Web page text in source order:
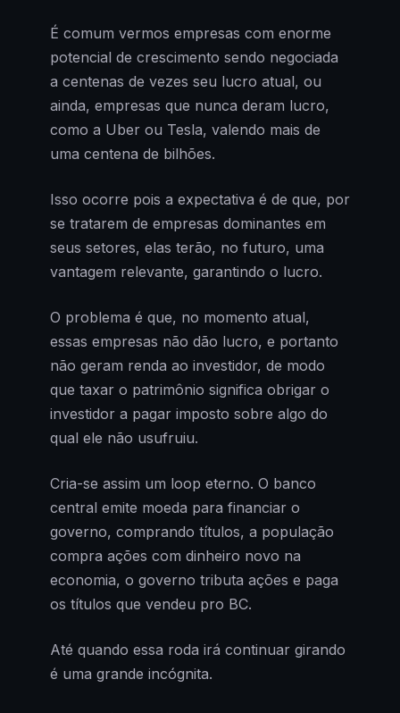
É comum vermos empresas com enorme
potencial de crescimento sendo negociada
a centenas de vezes seu lucro atual, ou
ainda, empresas que nunca deram lucro,
como a Uber ou Tesla, valendo mais de
uma centena de bilhões.
Isso ocorre pois a expectativa é de que, por
se tratarem de empresas dominantes em
seus setores, elas terão, no futuro, uma
vantagem relevante, garantindo o lucro.
O problema é que, no momento atual,
essas empresas não dão lucro, e portanto
não geram renda ao investidor, de modo
que taxar o patrimônio significa obrigar o
investidor a pagar imposto sobre algo do
qual ele não usufruiu.
Cria-se assim um loop eterno. O banco
central emite moeda para financiar o
governo, comprando títulos, a população
compra ações com dinheiro novo na
economia, o governo tributa ações e paga
os títulos que vendeu pro BC.
Até quando essa roda irá continuar girando
é uma grande incógnita.